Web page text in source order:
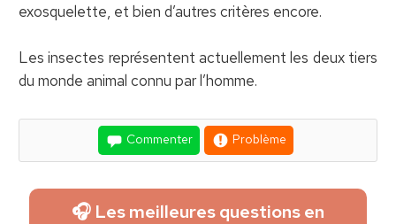
exosquelette, et bien d’autres critères encore.
Les insectes représentent actuellement les deux tiers
du monde animal connu par l’homme.
Commenter Problème
🎧 Les meilleures questions en